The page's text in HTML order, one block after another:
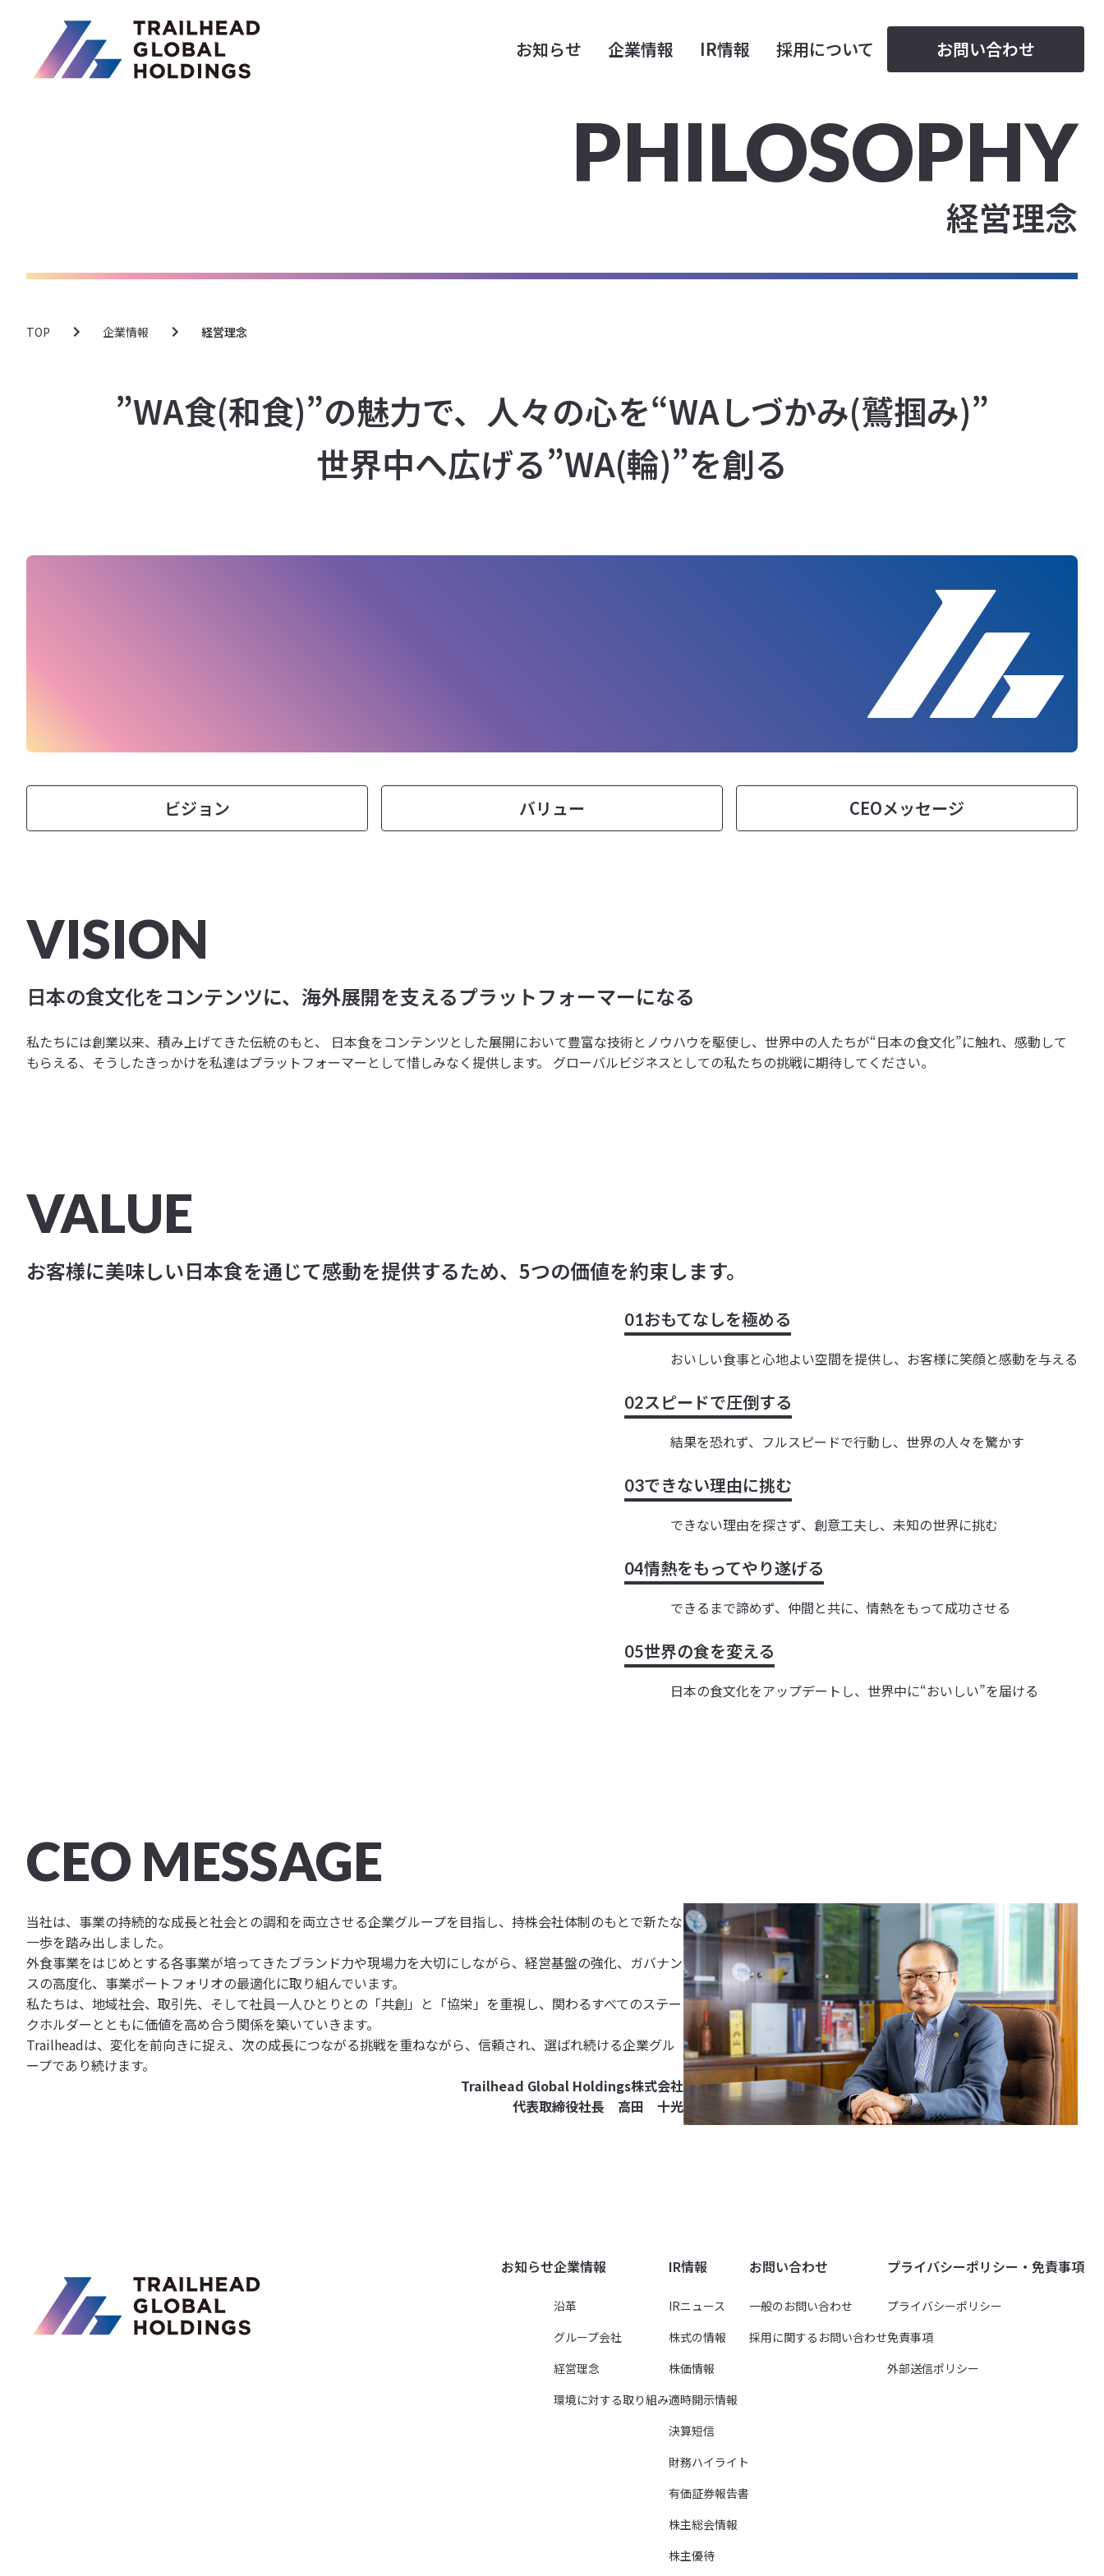
お知らせ 企業情報 IR情報 採用について お問い合わせ
PHILOSOPHY
経営理念
TOP 企業情報 経営理念
”WA食(和食)”の魅力で、 人々の心を“WAしづかみ(鷲掴み)”
世界中へ広げる”WA(輪)”を創る
ビジョン バリュー CEOメッセージ
VISION
日本の食文化をコンテンツに、海外展開を支えるプラットフォーマーになる
私たちには創業以来、積み上げてきた伝統のもと、 日本食をコンテンツとした展開において豊富な技術とノウハウを駆使し、世界中の人たちが“日本の食文化”に触れ、感動して
もらえる、そうしたきっかけを私達はプラットフォーマーとして惜しみなく提供します。 グローバルビジネスとしての私たちの挑戦に期待してください。
VALUE
お客様に美味しい日本食を通じて感動を提供するため、5つの価値を約束します。
01おもてなしを極める
おいしい食事と心地よい空間を提供し、お客様に笑顔と感動を与える
02スピードで圧倒する
結果を恐れず、フルスピードで行動し、世界の人々を驚かす
03できない理由に挑む
できない理由を探さず、創意工夫し、未知の世界に挑む
04情熱をもってやり遂げる
できるまで諦めず、仲間と共に、情熱をもって成功させる
05世界の食を変える
日本の食文化をアップデートし、世界中に“おいしい”を届ける
CEO MESSAGE
当社は、事業の持続的な成長と社会との調和を両立させる企業グループを目指し、持株会社体制のもとで新たな
一歩を踏み出しました。
外食事業をはじめとする各事業が培ってきたブランド力や現場力を大切にしながら、経営基盤の強化、ガバナン
スの高度化、事業ポートフォリオの最適化に取り組んでいます。
私たちは、地域社会、取引先、そして社員一人ひとりとの「共創」と「協栄」を重視し、関わるすべてのステー
クホルダーとともに価値を高め合う関係を築いていきます。
Trailheadは、変化を前向きに捉え、次の成長につながる挑戦を重ねながら、信頼され、選ばれ続ける企業グル
ープであり続けます。
Trailhead Global Holdings株式会社
代表取締役社長 高田 十光
お知らせ企業情報
沿革
グループ会社
経営理念
環境に対する取り組み
IR情報
IRニュース
株式の情報
株価情報
適時開示情報
決算短信
財務ハイライト
有価証券報告書
株主総会情報
株主優待
お問い合わせ
一般のお問い合わせ
採用に関するお問い合わせ
プライバシーポリシー・免責事項
プライバシーポリシー
免責事項
外部送信ポリシー